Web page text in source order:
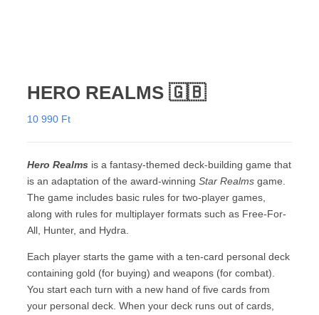
HERO REALMS 🇬🇧
10 990 Ft
Hero Realms is a fantasy-themed deck-building game that
is an adaptation of the award-winning Star Realms game.
The game includes basic rules for two-player games,
along with rules for multiplayer formats such as Free-For-
All, Hunter, and Hydra.
Each player starts the game with a ten-card personal deck
containing gold (for buying) and weapons (for combat).
You start each turn with a new hand of five cards from
your personal deck. When your deck runs out of cards,